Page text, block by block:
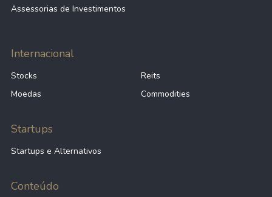
Assessorias de Investimentos
Internacional
Stocks
Reits
Moedas
Commodities
Startups
Startups e Alternativos
Conteúdo